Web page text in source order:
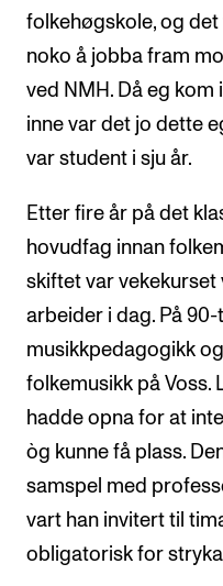
folkehøgskole, og det
noko å jobba fram
ved NMH. Då eg kom
inne var det jo dette
var student i sju år.
Etter fire år på det
hovudfag innan
skiftet var vekekurset
arbeider i dag. På
musikkpedagogikk
folkemusikk på Voss.
hadde opna for at
òg kunne få plass.
samspel med
vart han invitert til
obligatorisk for